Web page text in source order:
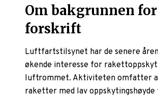
Om bakgrunnen
forskrift
Luftfartstilsynet har de senere
økende interesse for
luftrommet. Aktiviteten omfatter
raketter med lav